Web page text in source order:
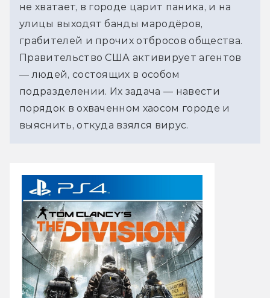
не хватает, в городе царит паника, и на
улицы выходят банды мародёров,
грабителей и прочих отбросов общества.
Правительство США активирует агентов
— людей, состоящих в особом
подразделении. Их задача — навести
порядок в охваченном хаосом городе и
выяснить, откуда взялся вирус.